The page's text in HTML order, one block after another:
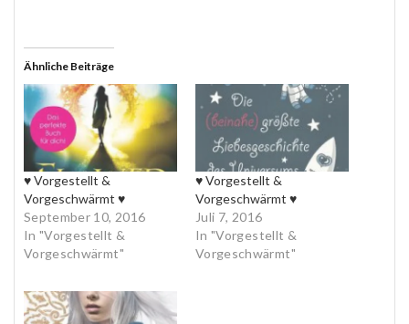
Ähnliche Beiträge
♥ Vorgestellt &
Vorgeschwärmt ♥
September 10, 2016
In "Vorgestellt &
Vorgeschwärmt"
♥ Vorgestellt &
Vorgeschwärmt ♥
Juli 7, 2016
In "Vorgestellt &
Vorgeschwärmt"